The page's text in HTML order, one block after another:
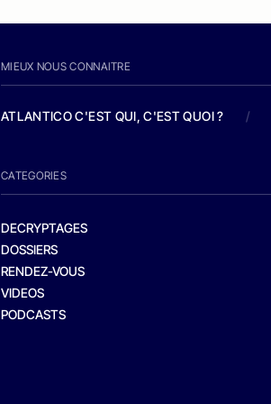
MIEUX NOUS CONNAITRE
ATLANTICO C'EST QUI, C'EST QUOI ? /
CATEGORIES
DECRYPTAGES
DOSSIERS
RENDEZ-VOUS
VIDEOS
PODCASTS